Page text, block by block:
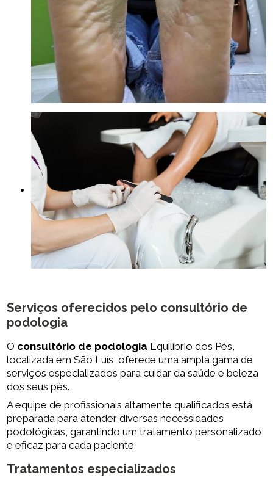
Serviços oferecidos pelo consultório de
podologia
O consultório de podologia Equilíbrio dos Pés,
localizada em São Luís, oferece uma ampla gama de
serviços especializados para cuidar da saúde e beleza
dos seus pés.
A equipe de profissionais altamente qualificados está
preparada para atender diversas necessidades
podológicas, garantindo um tratamento personalizado
e eficaz para cada paciente.
Tratamentos especializados